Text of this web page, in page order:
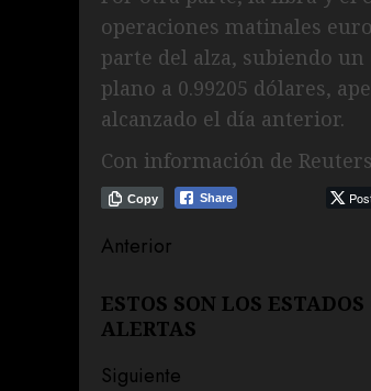
operaciones matinales
parte del alza, subiendo un
plano a 0.99205 dólares,
alcanzado el día anterior.
Con información de
Share
Copy
Navegación
de
entradas
Anterior
anterior:
ESTOS SON LOS
ALERTAS
Siguiente